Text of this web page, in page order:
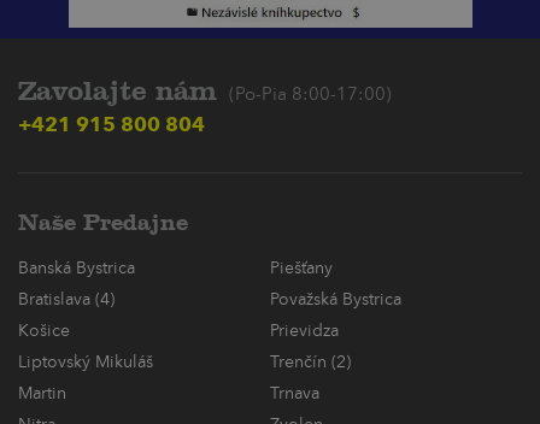
Zavolajte nám (Po-Pia 8:00-17:00)
+421 915 800 804
Naše Predajne
Banská Bystrica
Piešťany
Bratislava (4)
Považská Bystrica
Košice
Prievidza
Liptovský Mikuláš
Trenčín (2)
Martin
Trnava